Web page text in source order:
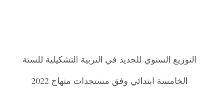
التوزيع السنوي للجديد في التربية التشكيلية للسنة
الخامسة ابتدائي وفق مستجدات منهاج 2022